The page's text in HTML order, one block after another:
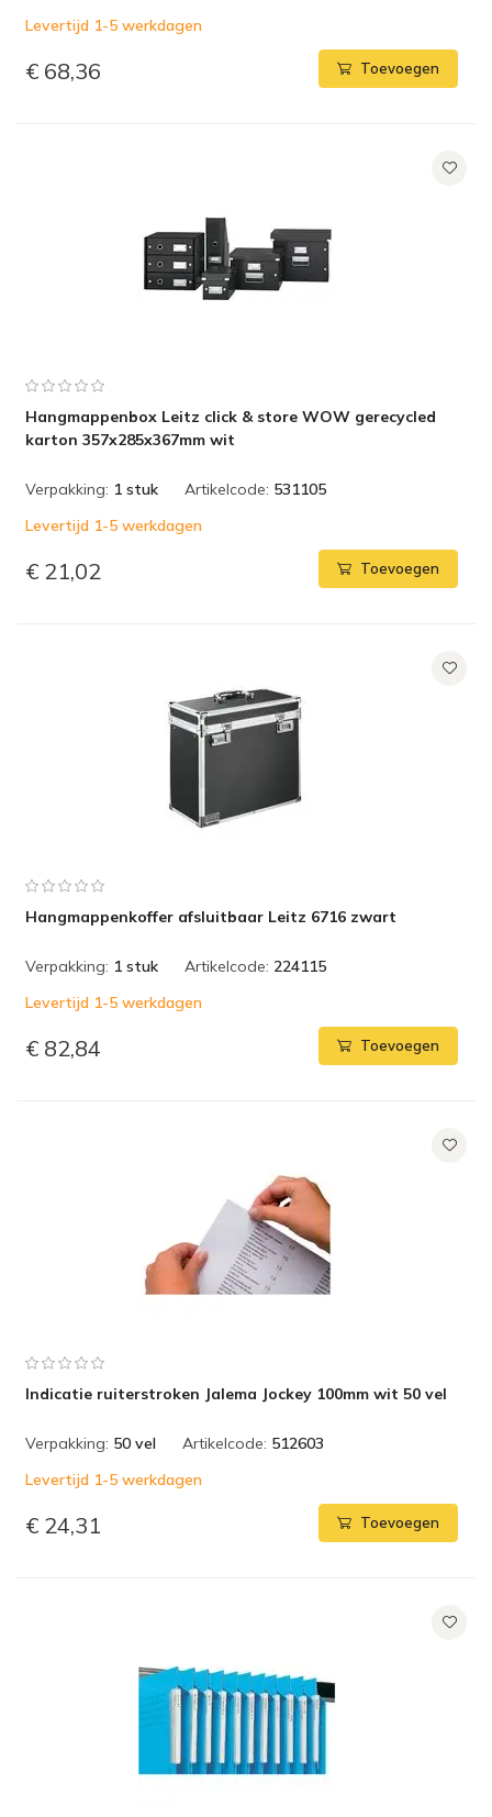
Levertijd 1-5 werkdagen
€ 68,36 Toevoegen
Hangmappenbox Leitz click & store WOW gerecycled
karton 357x285x367mm wit
Verpakking: 1 stuk Artikelcode: 531105
Levertijd 1-5 werkdagen
€ 21,02 Toevoegen
Hangmappenkoffer afsluitbaar Leitz 6716 zwart
Verpakking: 1 stuk Artikelcode: 224115
Levertijd 1-5 werkdagen
€ 82,84 Toevoegen
Indicatie ruiterstroken Jalema Jockey 100mm wit 50 vel
Verpakking: 50 vel Artikelcode: 512603
Levertijd 1-5 werkdagen
€ 24,31 Toevoegen